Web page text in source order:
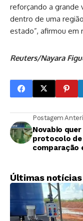
reforçando a grande
dentro de uma
estado”, afirmou em
Reuters/Nayara
Postagem
Novabio quer
protocolo de
comparação
Últimas notícias